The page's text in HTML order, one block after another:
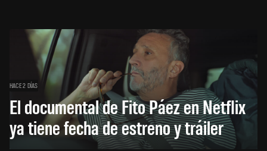
HACE 2 DÍAS
El documental de Fito Páez en Netflix
ya tiene fecha de estreno y tráiler